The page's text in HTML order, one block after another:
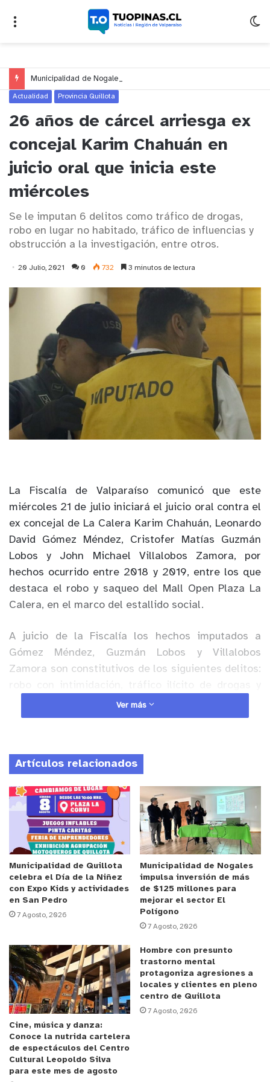
Actualidad Provincia Quillota
26 años de cárcel arriesga ex
concejal Karim Chahuán en
juicio oral que inicia este
miércoles
Se le imputan 6 delitos como tráfico de drogas,
robo en lugar no habitado, tráfico de influencias y
obstrucción a la investigación, entre otros.
20 Julio, 2021 0 732 3 minutos de lectura
La Fiscalía de Valparaíso comunicó que este
miércoles 21 de julio iniciará el juicio oral contra el
ex concejal de La Calera Karim Chahuán, Leonardo
David Gómez Méndez, Cristofer Matías Guzmán
Lobos y John Michael Villalobos Zamora, por
hechos ocurrido entre 2018 y 2019, entre los que
destaca el robo y saqueo del Mall Open Plaza La
Calera, en el marco del estallido social.
A juicio de la Fiscalía los hechos imputados a
Gómez Méndez, Guzmán Lobos y Villalobos
Zamora son constitutivos de los siguientes delitos:
estupefacientes, posesión o tenencia ilegal de
arma de fuego y municiones, posesión o tenencia
receptación de vehículo motorizado y disparo
injustificado, este último junto a Guzmán Lobos.
Todos en calidad de autores directos y grado
consumado.
Anuncio Patrocinado
Respecto del acusado Chahuán Cerna, fue acusado
por los delitos de robo en robo en lugar no habitado
con infracción a la Ley de Seguridad Interior de
Estado. Tráfico ilícito de drogas y estupefacientes,
tráfico de influencias, obstrucción a la investigación
y uso malicioso de instrumento público falsificado.
Todos en calidad de autor, salvo el tráfico de drogas,
que tiene calidad de cómplice.
El Ministerio Público espera rendir en el juicio toda
su prueba, la que incluye más de 60 testigos, diez
peritos de diferentes especialidades, más de 50
documentos y más de 100 evidencias y otros
medios de prueba que fueron consignados en el
Ver más
Artículos relacionados
Municipalidad de Quillota
celebra el Día de la Niñez
con Expo Kids y actividades
en San Pedro
7 Agosto, 2026
Municipalidad de Nogales
impulsa inversión de más
de $125 millones para
mejorar el sector El
Polígono
7 Agosto, 2026
Cine, música y danza:
Conoce la nutrida cartelera
de espectáculos del Centro
Cultural Leopoldo Silva
para este mes de agosto
Hombre con presunto
trastorno mental
protagoniza agresiones a
locales y clientes en pleno
centro de Quillota
7 Agosto, 2026